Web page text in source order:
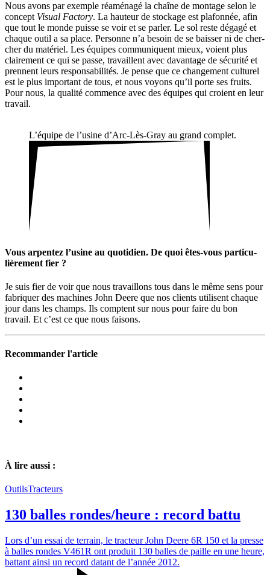
Nous avons par exemple réamé­nagé la chaîne de montage selon le
concept Visual Factory. La hauteur de stockage est plafonnée, afin
que tout le monde puisse se voir et se parler. Le sol reste dégagé et
chaque outil a sa place. Personne n’a besoin de se baisser ni de cher­
cher du maté­riel. Les équipes commu­niquent mieux, voient plus
clai­re­ment ce qui se passe, travaillent avec davan­tage de sécu­rité et
prennent leurs respon­sa­bi­lités. Je pense que ce chan­ge­ment culturel
est le plus impor­tant de tous, et nous voyons qu’il porte ses fruits.
Pour nous, la qualité commence avec des équipes qui croient en leur
travail.
L’équipe de l’usine d’Arc-Lès-Gray au grand complet.
Vous arpentez l’usine au quoti­dien. De quoi êtes-vous parti­cu­
liè­re­ment fier ?
Je suis fier de voir que nous travaillons tous dans le même sens pour
fabri­quer des machines John Deere que nos clients utilisent chaque
jour dans les champs. Ils comptent sur nous pour faire du bon
travail. Et c’est ce que nous faisons.
Recommander l'article
À lire aussi :
OutilsTracteurs
130 balles rondes/heure : record battu
Lors d’un essai de terrain, le trac­teur John Deere 6R 150 et la presse
à balles rondes V461R ont produit 130 balles de paille en une heure,
battant ainsi un record datant de l’année 2012.